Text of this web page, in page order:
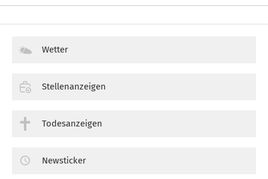
Wetter
Stellenanzeigen
Todesanzeigen
Newsticker